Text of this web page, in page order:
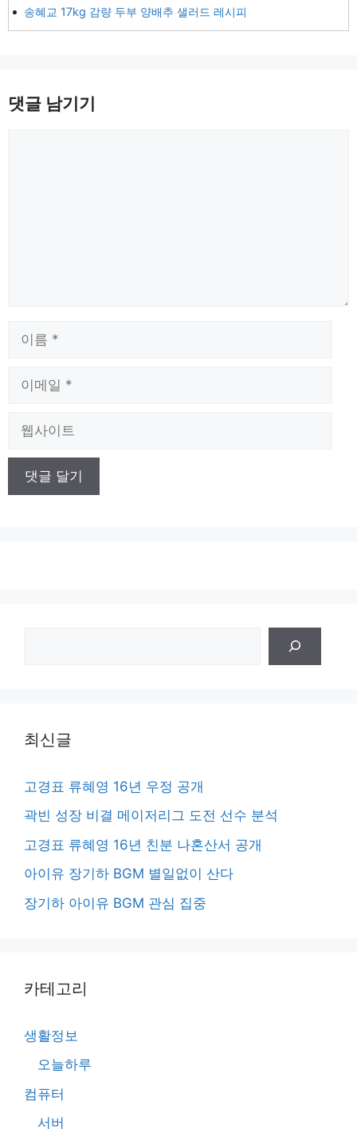
송혜교 17kg 감량 두부 양배추 샐러드 레시피
댓글 남기기
최신글
고경표 류혜영 16년 우정 공개
곽빈 성장 비결 메이저리그 도전 선수 분석
고경표 류혜영 16년 친분 나혼산서 공개
아이유 장기하 BGM 별일없이 산다
장기하 아이유 BGM 관심 집중
카테고리
생활정보
오늘하루
컴퓨터
서버